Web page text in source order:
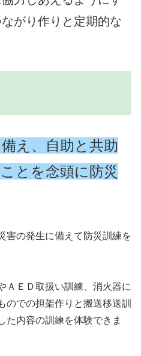
がり作りと定期的な
え、自助と共助
とを念頭に防災
害の発生に備えて防災訓練を
ＡＥＤ取扱い訓練、消火器に
のでの担架作りと搬送移送訓
た内容の訓練を体験できま